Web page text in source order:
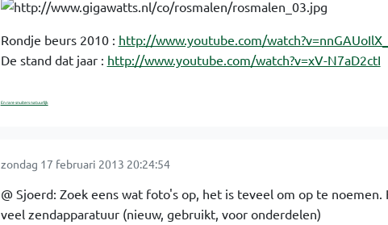
Rondje beurs 2010 : http://www.youtube.com/
De stand dat jaar : http://www.youtube.com/watch?v=xV-N7aD2ctI
En rare snuiters natuurlijk
zondag 17 februari 2013 20:24:54
@ Sjoerd: Zoek eens wat foto's op, het is teveel om op te noemen.
veel zendapparatuur (nieuw, gebruikt, voor onderdelen)